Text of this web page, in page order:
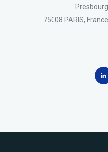
Presbourg
75008 PARIS, France